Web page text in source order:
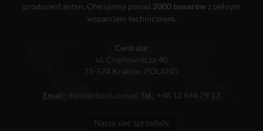
producent anten. Oferujemy ponad 2000 towarówz pełnym
wsparciem technicznym.
Centrala:
ul. Ciepłownicza 40
31-574 Kraków, POLAND
Email: dipol@dipol.com.pl Tel.: +48 12 644 29 13
Nasza sieć sprzedaży